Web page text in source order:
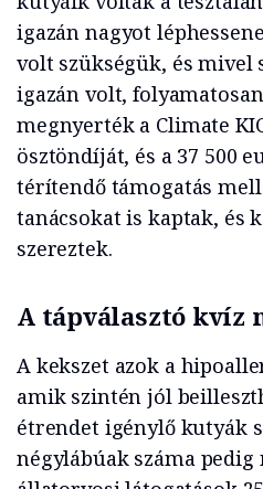
igazán nagyot
volt szükségük, és mivel
igazán volt,
megnyerték a Climate
ösztöndíját, és a 37 500
térítendő támogatás
tanácsokat is kaptak, és
szereztek.
A tápválasztó kvíz
A kekszet azok a
amik szintén jól
étrendet igénylő kutyák
négylábúak száma pedig